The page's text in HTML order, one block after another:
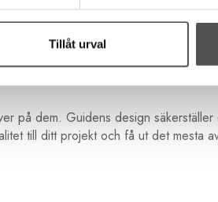
Tillåt urval
är passpoal idealisk för jobbet.
kan även användas för att fästa
på dem. Guidens design
till ditt projekt och få ut det mesta